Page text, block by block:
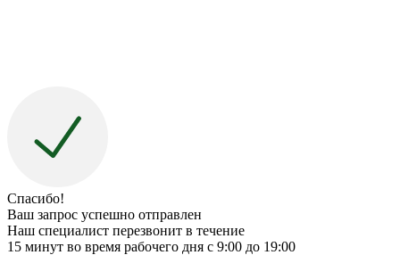
Спасибо!
Ваш запрос успешно отправлен
Наш специалист перезвонит в течение
15 минут во время рабочего дня с 9:00 до 19:00